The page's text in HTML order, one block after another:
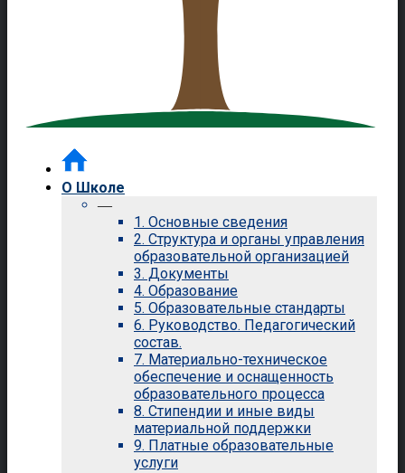
О Школе
—
1. Основные сведения
2. Структура и органы управления
образовательной организацией
3. Документы
4. Образование
5. Образовательные стандарты
6. Руководство. Педагогический
состав.
7. Материально-техническое
обеспечение и оснащенность
образовательного процесса
8. Стипендии и иные виды
материальной поддержки
9. Платные образовательные
услуги